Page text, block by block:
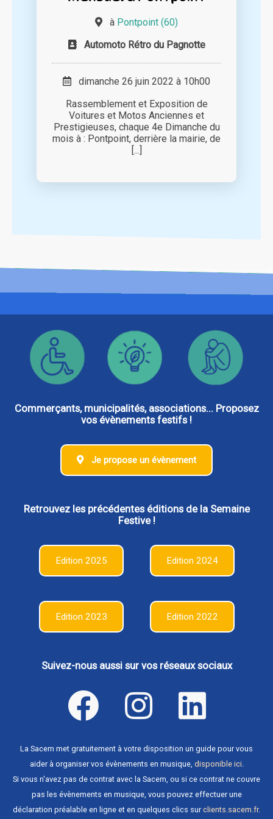
à Pontpoint (60)
Automoto Rétro du Pagnotte
dimanche 26 juin 2022 à 10h00
Rassemblement et Exposition de
Voitures et Motos Anciennes et
Prestigieuses, chaque 4e Dimanche du
mois à : Pontpoint, derrière la mairie, de
[...]
Commerçants, municipalités, associations... Proposez
vos évènements festifs !
Je propose un évènement
Retrouvez les précédentes éditions de la Semaine
Festive !
Edition 2025 Edition 2024
Edition 2023 Edition 2022
Suivez-nous aussi sur vos réseaux sociaux
La Sacem met gratuitement à votre disposition un guide pour vous
aider à organiser vos évènements en musique, disponible ici.
Si vous n'avez pas de contrat avec la Sacem, ou si ce contrat ne couvre
pas les évènements en musique, vous pouvez effectuer une
déclaration préalable en ligne et en quelques clics surclients.sacem.fr.